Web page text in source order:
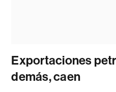
Exportaciones
demás, caen